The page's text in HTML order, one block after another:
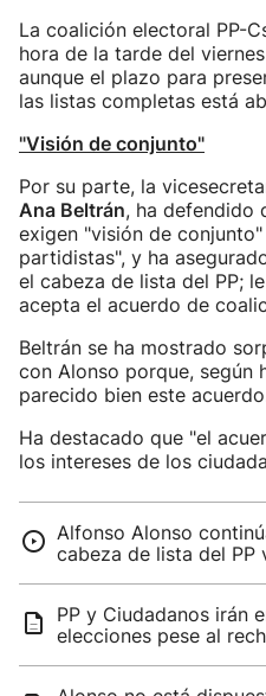
La coalición electoral PP-
hora de la tarde del
aunque el plazo para
las listas completas está
"Visión de conjunto"
Por su parte, la
Ana Beltrán, ha defendido
exigen "visión de
partidistas", y ha
el cabeza de lista del PP;
acepta el acuerdo de
Beltrán se ha mostrado
con Alonso porque, según
parecido bien este
Ha destacado que "el
los intereses de los
Alfonso Alonso
cabeza de lista del PP
PP y Ciudadanos irán
elecciones pese al